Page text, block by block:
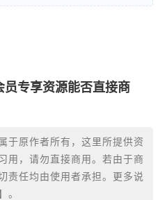
员专享资源能否直接商
于原作者所有，这里所提供资
用，请勿直接商用。若由于商
责任均由使用者承担。更多说
。